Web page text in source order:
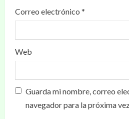
Correo electrónico *
Web
Guarda mi nombre, correo
navegador para la próxima